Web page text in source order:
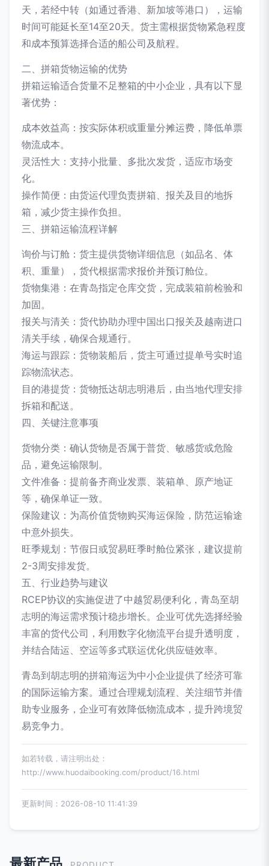
天，若经中转（如通过香港、新加坡等港口），运输
时间可能延长至14至20天。货主需根据货物紧急程度
和成本预算选择合适的船公司及航程。
二、拼箱货物运输的优势
拼箱运输适合货量不足整箱的中小企业，具有以下显
著优势：
成本效益高：按实际体积或重量分摊运费，降低单票
物流成本。
灵活性大：支持小批量、多批次发货，适应市场变
化。
操作简便：由货运代理负责拼箱、报关及目的地拆
箱，减少货主操作负担。
三、拼箱运输流程详解
询价与订舱：货主提供货物详细信息（如品名、体
积、重量），货代根据需求报价并预订舱位。
货物集港：在青岛指定仓库交货，完成装箱前检验和
加固。
报关与清关：货代协助办理中国出口报关及越南进口
清关手续，确保合规通行。
海运与跟踪：货物装船后，货主可通过提单号实时追
踪物流状态。
目的港提货：货物抵达胡志明港后，由当地代理安排
拆箱和配送。
四、关键注意事项
货物分类：确认货物是否属于普货、敏感货或危险
品，避免运输限制。
文件准备：提前备齐商业发票、装箱单、原产地证
等，确保单证一致。
保险建议：为高价值货物购买海运保险，防范运输途
中意外损失。
旺季规划：节假日或贸易旺季时舱位紧张，建议提前
2-3周安排发货。
五、行业趋势与建议
RCEP协议的实施促进了中越贸易便利化，青岛至胡
志明的海运需求预计稳步增长。企业可优先选择经验
丰富的货代公司，利用数字化物流平台提升透明度，
并结合陆运、空运等多式联运优化供应链效率。
青岛到胡志明的拼箱海运为中小企业提供了经济可靠
的国际运输方案。通过合理规划流程、关注细节并借
助专业服务，企业可有效降低物流成本，提升跨境贸
易竞争力。
如若转载，请注明出处：
http://www.huodaibooking.com/product/16.html
更新时间：2026-08-10 11:41:39